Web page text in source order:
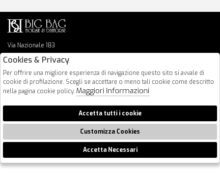
Via Nazionale 183
64026 Roseto Degli Abruzzi
info@bigbagshoponline.it
follow us
2026 BigBag - P.iva : 00916940679 Powered by
🍪
Cookies & Privacy
Per offrire una migliore esperienza di navigazione questo sito si avvale di
cookie di profilazione. Scegli se accettare o meno tali cookie come descritto
nella pagina cookie policy. Maggiori Informazioni
Accetta tutti i cookie
Customizza Cookies
Accetta Necessari